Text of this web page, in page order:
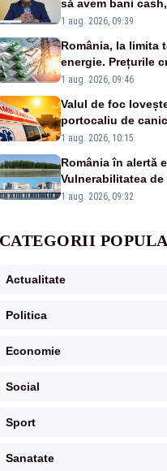
să avem bani
energetice?
1 aug. 2026, 09:39
România, la limita
energie. Prețurile
Realitatea Plus
1 aug. 2026, 09:46
Valul de foc
portocaliu de
duminică.
1 aug. 2026, 10:15
România în alertă
Vulnerabilitatea
pericol Centrala
1 aug. 2026, 09:32
CATEGORII
Actualitate
Politica
Economie
Social
Sport
Sanatate